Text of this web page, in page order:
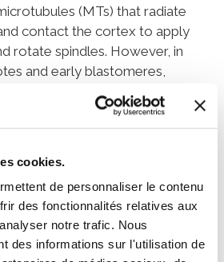
cookies.
de personnaliser le contenu
des fonctionnalités relatives aux
notre trafic. Nous
des informations sur l'utilisation de
(MTs) that radiate
contact the cortex to apply
rotate spindles. However, in
and early blastomeres,
cytoplasm. To decipher the
positioning, we used magnetic
uncovered that the
large viscoelastic reactive
or passive objects with
original position. These
in the cell center, and are